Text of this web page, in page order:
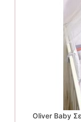
Oliver Baby